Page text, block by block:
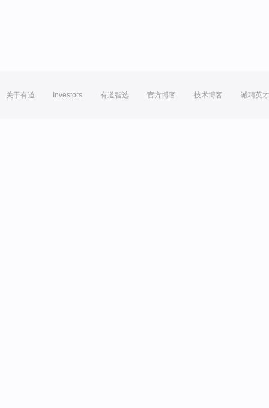
关于有道 Investors 有道智选 官方博客 技术博客 诚聘英才